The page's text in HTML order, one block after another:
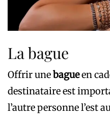
La bague
Offrir unebagueen
destinataire est
l’autre personne l’est